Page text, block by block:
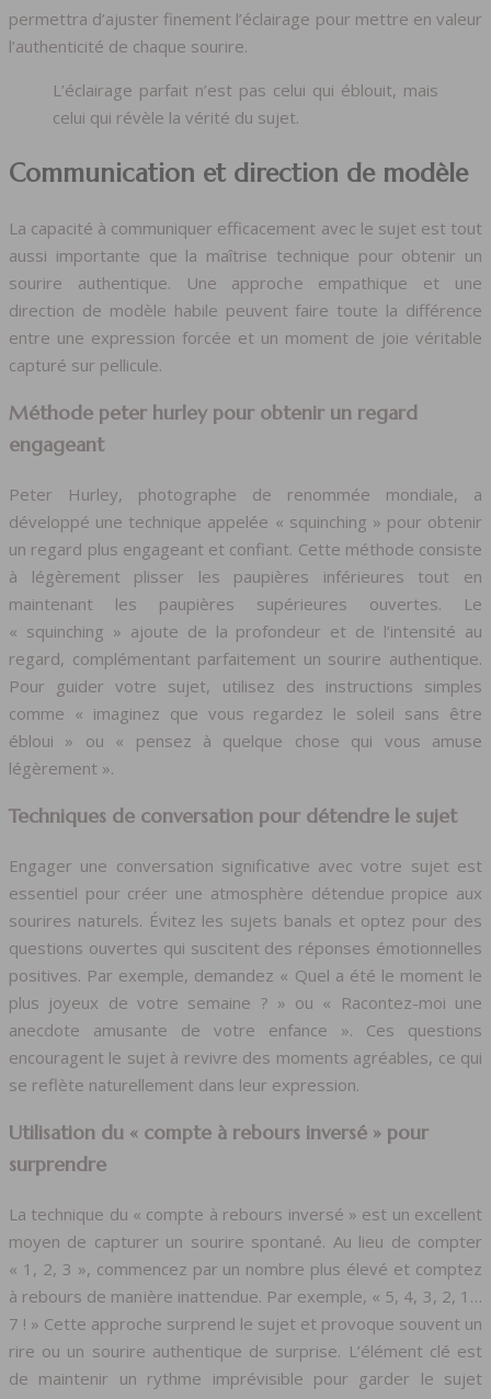
permettra d’ajuster finement l’éclairage pour mettre en valeur
l’authenticité de chaque sourire.
L’éclairage parfait n’est pas celui qui éblouit, mais
celui qui révèle la vérité du sujet.
Communication et direction de modèle
La capacité à communiquer efficacement avec le sujet est tout
aussi importante que la maîtrise technique pour obtenir un
sourire authentique. Une approche empathique et une
direction de modèle habile peuvent faire toute la différence
entre une expression forcée et un moment de joie véritable
capturé sur pellicule.
Méthode peter hurley pour obtenir un regard
engageant
Peter Hurley, photographe de renommée mondiale, a
développé une technique appelée « squinching » pour obtenir
un regard plus engageant et confiant. Cette méthode consiste
à légèrement plisser les paupières inférieures tout en
maintenant les paupières supérieures ouvertes. Le
« squinching » ajoute de la profondeur et de l’intensité au
regard, complémentant parfaitement un sourire authentique.
Pour guider votre sujet, utilisez des instructions simples
comme « imaginez que vous regardez le soleil sans être
ébloui » ou « pensez à quelque chose qui vous amuse
légèrement ».
Techniques de conversation pour détendre le sujet
Engager une conversation significative avec votre sujet est
essentiel pour créer une atmosphère détendue propice aux
sourires naturels. Évitez les sujets banals et optez pour des
questions ouvertes qui suscitent des réponses émotionnelles
positives. Par exemple, demandez « Quel a été le moment le
plus joyeux de votre semaine ? » ou « Racontez-moi une
anecdote amusante de votre enfance ». Ces questions
encouragent le sujet à revivre des moments agréables, ce qui
se reflète naturellement dans leur expression.
Utilisation du « compte à rebours inversé » pour
surprendre
La technique du « compte à rebours inversé » est un excellent
moyen de capturer un sourire spontané. Au lieu de compter
« 1, 2, 3 », commencez par un nombre plus élevé et comptez
à rebours de manière inattendue. Par exemple, « 5, 4, 3, 2, 1…
7 ! » Cette approche surprend le sujet et provoque souvent un
rire ou un sourire authentique de surprise. L’élément clé est
de maintenir un rythme imprévisible pour garder le sujet